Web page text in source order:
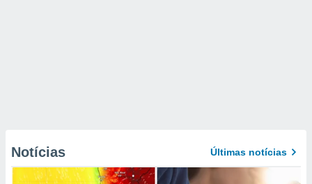
Notícias Últimas notícias